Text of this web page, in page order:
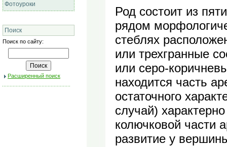
Фотоуроки
Поиск
Поиск по сайту:
Расширенный поиск
Род состоит из
рядом
стеблях
или трехгранные
или серо-
находится часть
остаточного
случай)
колючковой части
развитие у